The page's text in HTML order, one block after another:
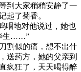
到大家稍稍安静了一
起了菊香。
地对他说过，她也
生……”
割似的痛，想不出什
送药方，她的父亲到
疯狂了，天天喝得醉